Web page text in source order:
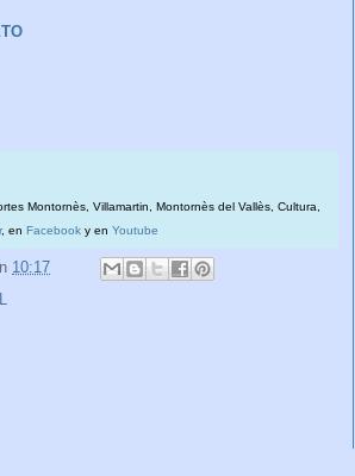
Montornès, Villamartin, Montornès del Vallès, Cultura,
, en Facebook y en Youtube
10:17